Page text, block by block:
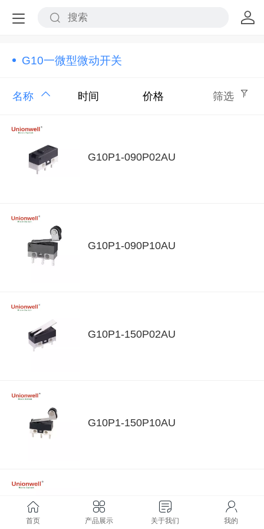
G10一微型微动开关
名称 时间 价格 筛选
G10P1-090P02AU
G10P1-090P10AU
G10P1-150P02AU
G10P1-150P10AU
G10P1-150Q16A-AU
首页 产品展示 关于我们 我的